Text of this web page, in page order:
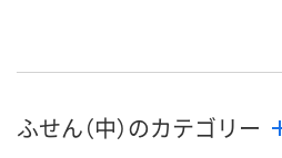
ふせん（中）のカテゴリー